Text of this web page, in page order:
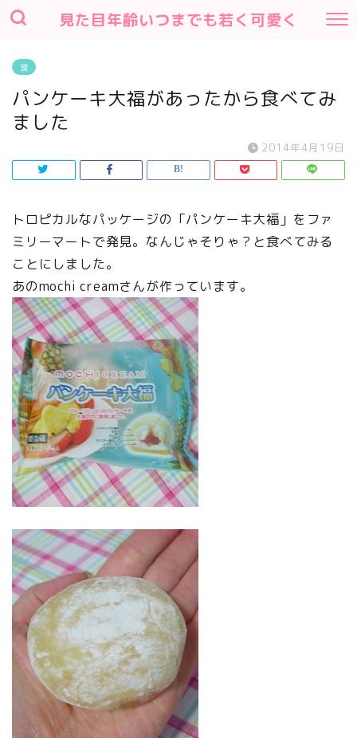
見た目年齢いつまでも若く可愛く
食
パンケーキ大福があったから食べてみ
ました
2014年4月19日
トロピカルなパッケージの「パンケーキ大福」をファ
ミリーマートで発見。なんじゃそりゃ？と食べてみる
ことにしました。
あのmochi creamさんが作っています。